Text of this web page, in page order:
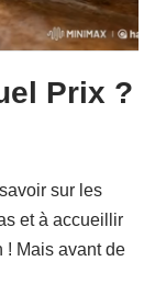
Prix ?
sur les
et à accueillir
! Mais avant de